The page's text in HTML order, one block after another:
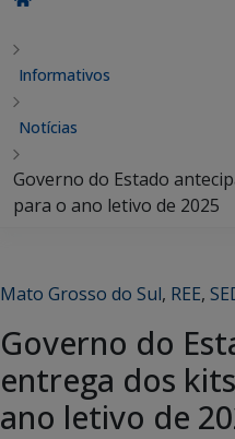
Informativos
Notícias
Governo do Estado
para o ano letivo de 2025
Mato Grosso do Sul, REE,
Governo do
entrega dos
ano letivo de